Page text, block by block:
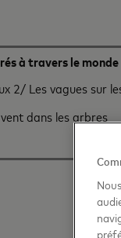
à travers le monde
2/ Les vagues sur
dans les arbres